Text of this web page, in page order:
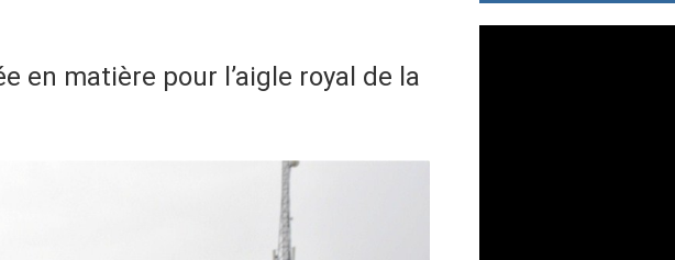
en matière pour l’aigle royal de la